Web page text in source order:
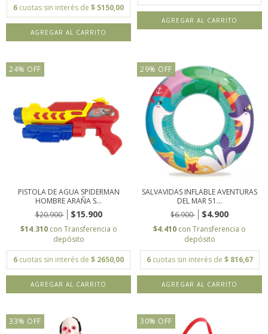
6 cuotas sin interés de $ 5150,00
AGREGAR AL CARRITO
24% OFF
PISTOLA DE AGUA SPIDERMAN
HOMBRE ARAÑA S...
$20.900
$15.900
$14.310 con Transferencia o
depósito
6 cuotas sin interés de $ 2650,00
29% OFF
SALVAVIDAS INFLABLE AVENTURAS
DEL MAR 51...
$6.900
$4.900
$4.410 con Transferencia o
depósito
6 cuotas sin interés de $ 816,67
33% OFF 30% OFF